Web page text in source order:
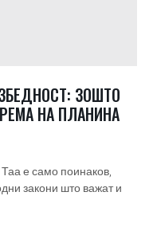
ЗОШТО
НА ПЛАНИНА
е само поинаков,
закони што важат и